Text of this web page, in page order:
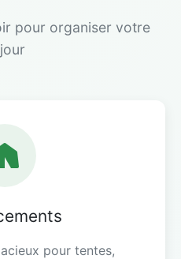
pour organiser votre
pour tentes,